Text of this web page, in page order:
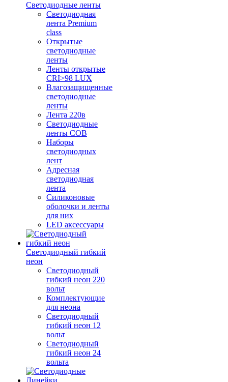
Светодиодные ленты
Светодиодная
лента Premium
class
Открытые
светодиодные
ленты
Ленты открытые
CRI>98 LUX
Влагозащищенные
светодиодные
ленты
Лента 220в
Светодиодные
ленты COB
Наборы
светодиодных
лент
Адресная
светодиодная
лента
Силиконовые
оболочки и ленты
для них
LED аксессуары
Светодиодный гибкий
неон
Светодиодный
гибкий неон 220
вольт
Комплектующие
для неона
Светодиодный
гибкий неон 12
вольт
Светодиодный
гибкий неон 24
вольта